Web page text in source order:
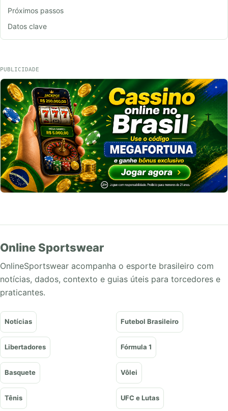
Próximos passos
Datos clave
PUBLICIDADE
Online Sportswear
OnlineSportswear acompanha o esporte brasileiro com
notícias, dados, contexto e guias úteis para torcedores e
praticantes.
Notícias Futebol Brasileiro
Libertadores Fórmula 1
Basquete Vôlei
Tênis UFC e Lutas